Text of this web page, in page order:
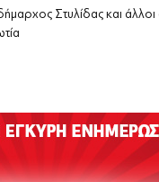
Στυλίδας και άλλοι